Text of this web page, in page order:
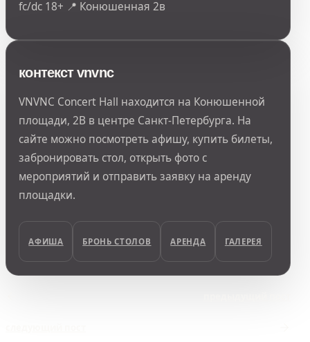
fc/dc 18+ 📍 Конюшенная 2в
контекст vnvnc
VNVNC Concert Hall находится на Конюшенной
площади, 2В в центре Санкт-Петербурга. На
сайте можно посмотреть афишу, купить билеты,
забронировать стол, открыть фото с
мероприятий и отправить заявку на аренду
площадки.
АФИША БРОНЬ СТОЛОВ АРЕНДА ГАЛЕРЕЯ